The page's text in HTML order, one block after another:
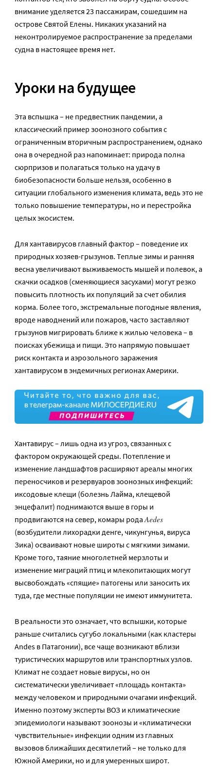
внимание уделяется 23 пассажирам, сошедшим на
острове Святой Елены. Никаких указаний на
неконтролируемое распространение за пределами
судна в настоящее время нет.
Уроки на будущее
Эта вспышка – не предвестник пандемии, а
классический пример зоонозного события с
ограниченным вторичным распространением, однако
она в очередной раз напоминает: природа полна
сюрпризов и полагаться только на удачу в
биобезопасности больше нельзя, особенно в
ситуации глобального изменения климата, ведь это не
только повышение температуры, но и перестройка
целых экосистем.
Для хантавирусов главный фактор – поведение их
природных хозяев-грызунов. Теплые зимы и ранняя
весна увеличивают выживаемость мышей и полевок, а
скачки осадков (сменяющиеся засухами) могут резко
повысить плотность их популяций за счет обилия
корма. Более того, экстремальные погодные явления,
вроде наводнений или пожаров, часто заставляют
грызунов мигрировать ближе к жилью человека – в
поисках убежища и пищи. Это напрямую повышает
риск контакта и аэрозольного заражения
хантавирусом в эндемичных регионах Америки.
Хантавирус – лишь одна из угроз, связанных с
фактором окружающей среды. Потепление и
изменение ландшафтов расширяют ареалы многих
переносчиков и резервуаров зоонозных инфекций:
иксодовые клещи (болезнь Лайма, клещевой
энцефалит) поднимаются выше в горы и
продвигаются на север, комары рода Aedes
(возбудители лихорадки денге, чикунгунья, вируса
Зика) осваивают новые широты с мягкими зимами.
Кроме того, таяние многолетней мерзлоты и
изменение миграций птиц и млекопитающих могут
высвобождать «спящие» патогены или заносить их
туда, где местные популяции не имеют иммунитета.
В реальности это означает, что вспышки, которые
раньше считались сугубо локальными (как кластеры
Andes в Патагонии), все чаще возникают вблизи
туристических маршрутов или транспортных узлов.
Климат не создает новые вирусы, но он
систематически увеличивает «площадь контакта»
между человеком и природными очагами инфекций.
Именно поэтому эксперты ВОЗ и климатические
эпидемиологи называют зоонозы и «климатически
чувствительные» инфекции одним из главных
вызовов ближайших десятилетий – не только для
Южной Америки, но и для умеренных широт.